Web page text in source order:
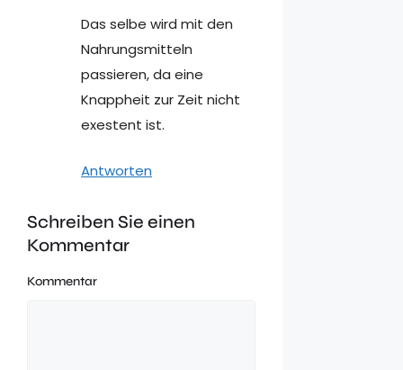
Das selbe wird mit den
Nahrungsmitteln
passieren, da eine
Knappheit zur Zeit nicht
exestent ist.
Antworten
Schreiben Sie einen
Kommentar
Kommentar